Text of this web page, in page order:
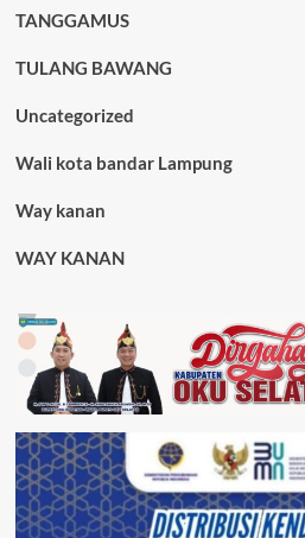
TANGGAMUS
TULANG BAWANG
Uncategorized
Wali kota bandar Lampung
Way kanan
WAY KANAN